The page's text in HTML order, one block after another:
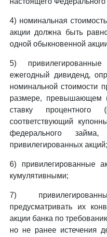
4) номинальная
акции должна быть
одной обыкновенной
5)
ежегодный дивиденд,
номинальной стоимости
размере, превышающем
ставку процентного
соответствующий
федерального
привилегированных акций;
6) привилегированные
кумулятивными;
7)
предусматривать их
акции банка по
но не ранее истечения